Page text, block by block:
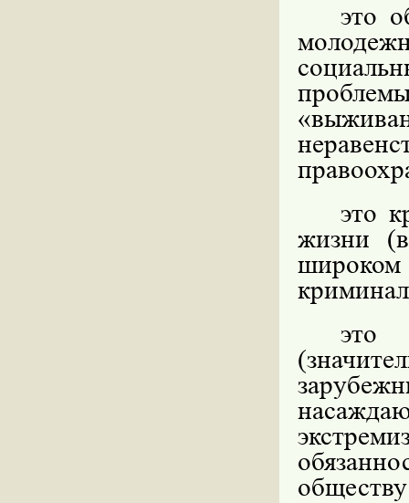
это
это
жизни
это